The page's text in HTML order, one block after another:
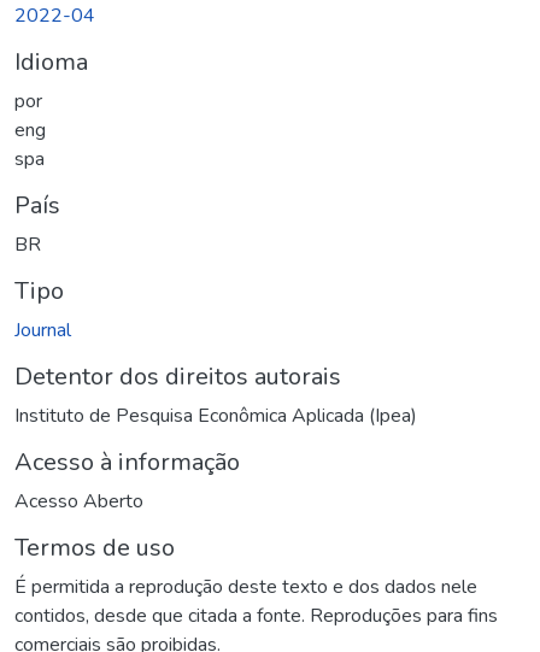
2022-04
Idioma
por
eng
spa
País
BR
Tipo
Journal
Detentor dos direitos autorais
Instituto de Pesquisa Econômica Aplicada (Ipea)
Acesso à informação
Acesso Aberto
Termos de uso
É permitida a reprodução deste texto e dos dados nele
contidos, desde que citada a fonte. Reproduções para fins
comerciais são proibidas.